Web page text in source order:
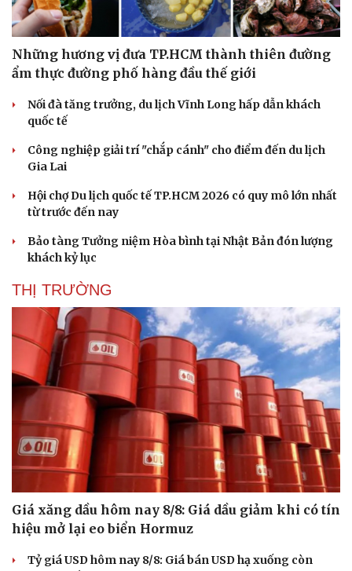
Sân khấu - Điện ảnh
Văn học
Âm nhạc
Di sản
Nghệ sĩ
Thời trang
Sao Việt
Những hương vị đưa TP.HCM thành thiên đường
ẩm thực đường phố hàng đầu thế giới
Nối đà tăng trưởng, du lịch Vĩnh Long hấp dẫn khách
quốc tế
Công nghiệp giải trí "chắp cánh" cho điểm đến du lịch
Gia Lai
Hội chợ Du lịch quốc tế TP.HCM 2026 có quy mô lớn nhất
từ trước đến nay
Bảo tàng Tưởng niệm Hòa bình tại Nhật Bản đón lượng
khách kỷ lục
THỊ TRƯỜNG
Giá xăng dầu hôm nay 8/8: Giá dầu giảm khi có tín
hiệu mở lại eo biển Hormuz
Tỷ giá USD hôm nay 8/8: Giá bán USD hạ xuống còn